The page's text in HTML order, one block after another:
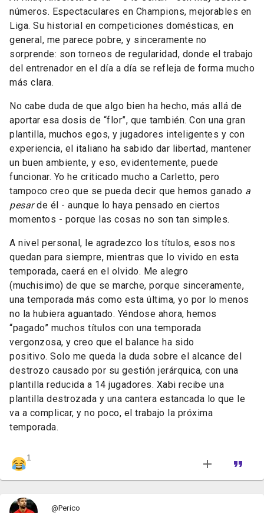
números. Espectaculares en Champions, mejorables en
Liga. Su historial en competiciones domésticas, en
general, me parece pobre, y sinceramente no
sorprende: son torneos de regularidad, donde el trabajo
del entrenador en el día a día se refleja de forma mucho
más clara.
No cabe duda de que algo bien ha hecho, más allá de
aportar esa dosis de “flor”, que también. Con una gran
plantilla, muchos egos, y jugadores inteligentes y con
experiencia, el italiano ha sabido dar libertad, mantener
un buen ambiente, y eso, evidentemente, puede
funcionar. Yo he criticado mucho a Carletto, pero
tampoco creo que se pueda decir que hemos ganado a
pesar de él - aunque lo haya pensado en ciertos
momentos - porque las cosas no son tan simples.
A nivel personal, le agradezco los títulos, esos nos
quedan para siempre, mientras que lo vivido en esta
temporada, caerá en el olvido. Me alegro
(muchisimo) de que se marche, porque sinceramente,
una temporada más como esta última, yo por lo menos
no la hubiera aguantado. Yéndose ahora, hemos
“pagado” muchos títulos con una temporada
vergonzosa, y creo que el balance ha sido
positivo. Solo me queda la duda sobre el alcance del
destrozo causado por su gestión jerárquica, con una
plantilla reducida a 14 jugadores. Xabi recibe una
plantilla destrozada y una cantera estancada lo que le
va a complicar, y no poco, el trabajo la próxima
temporada.
1
@Perico